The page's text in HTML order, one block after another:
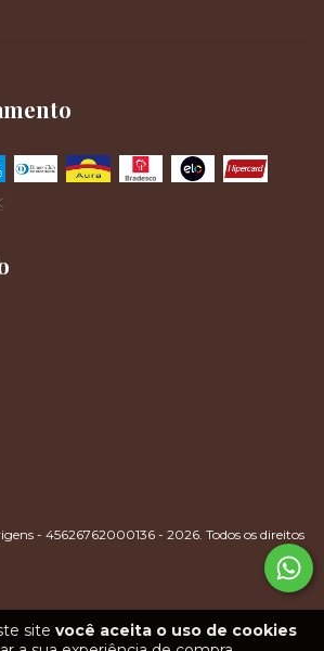
site você aceita o uso de cookies
- 45626762000136 - 2026. Todos os direitos